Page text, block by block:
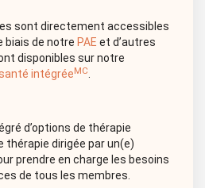
sont directement accessibles
biais de notre PAE et d’autres
disponibles sur notre
intégréeMC.
d’options de thérapie
thérapie dirigée par un(e)
prendre en charge les besoins
de tous les membres.